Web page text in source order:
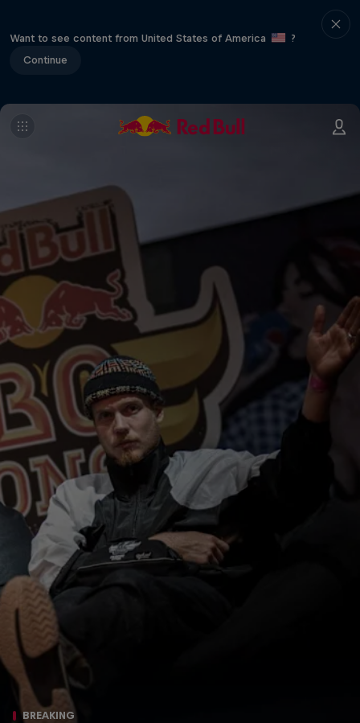
Want to see content from United States of America
?
Continue
BREAKING